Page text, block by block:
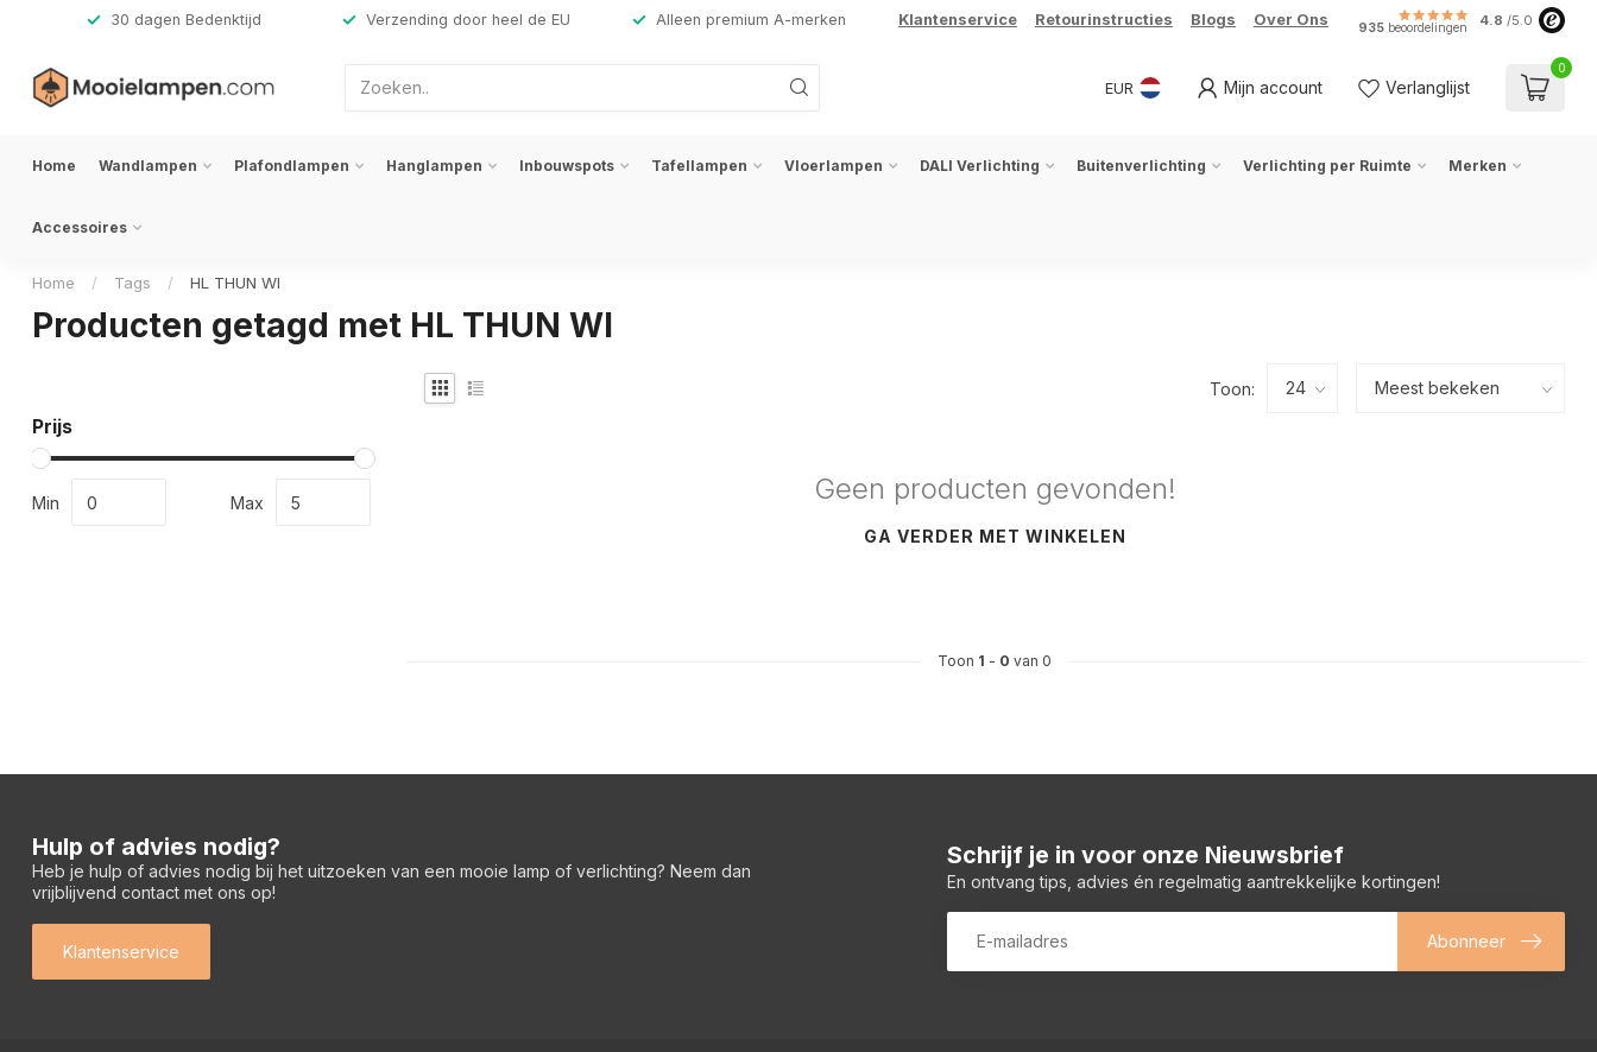
30 dagen Bedenktijd Verzending door heel de EU Alleen premium A-merken Klantenservice Retourinstructies Blogs Over Ons 935 beoordelingen 4.8 /5.0
EUR Mijn account Verlanglijst
0
Home Wandlampen Plafondlampen Hanglampen Inbouwspots Tafellampen Vloerlampen DALI Verlichting Buitenverlichting Verlichting per Ruimte Merken
Accessoires
Home / Tags / HL THUN WI
Producten getagd met HL THUN WI
Prijs
Min Max
Toon:
Geen producten gevonden!
GA VERDER MET WINKELEN
Toon 1 - 0 van 0
Hulp of advies nodig?
Heb je hulp of advies nodig bij het uitzoeken van een mooie lamp of verlichting? Neem dan
vrijblijvend contact met ons op!
Klantenservice
Schrijf je in voor onze Nieuwsbrief
En ontvang tips, advies én regelmatig aantrekkelijke kortingen!
Abonneer